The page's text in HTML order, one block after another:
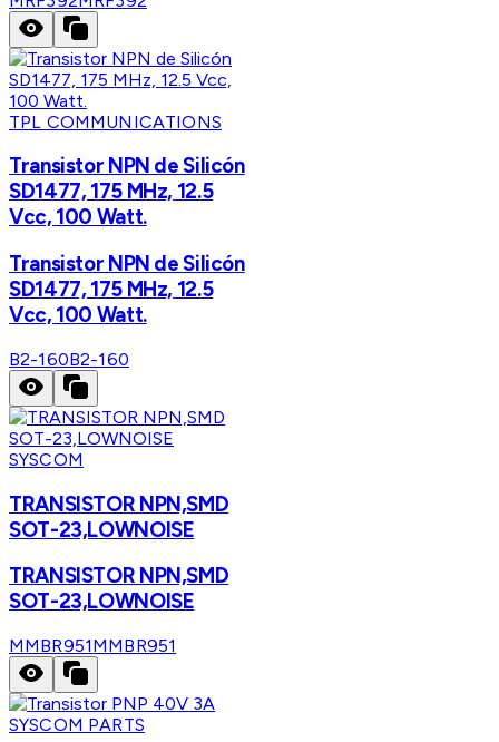
TPL COMMUNICATIONS
Transistor NPN de Silicón
SD1477, 175 MHz, 12.5
Vcc, 100 Watt.
Transistor NPN de Silicón
SD1477, 175 MHz, 12.5
Vcc, 100 Watt.
B2-160B2-160
SYSCOM
TRANSISTOR NPN,SMD
SOT-23,LOWNOISE
TRANSISTOR NPN,SMD
SOT-23,LOWNOISE
MMBR951MMBR951
SYSCOM PARTS